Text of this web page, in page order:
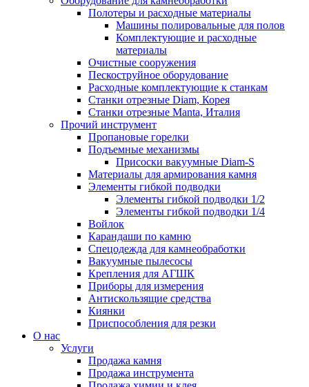
Полотеры и расходные материалы
Машины полировальные для полов
Комплектующие и расходные
материалы
Очистные сооружения
Пескоструйное оборудование
Расходные комплектующие к станкам
Станки отрезные Diam, Корея
Станки отрезные Manta, Италия
Прочий инструмент
Пропановые горелки
Подъeмные механизмы
Присоски вакуумные Diam-S
Материалы для армирования камня
Элементы гибкой подводки
Элементы гибкой подводки 1/2
Элементы гибкой подводки 1/4
Войлок
Карандаши по камню
Спецодежда для камнеобработки
Вакуумные пылесосы
Крепления для АГШК
Приборы для измерения
Антискользящие средства
Киянки
Приспособления для резки
О нас
Услуги
Продажа камня
Продажа инструмента